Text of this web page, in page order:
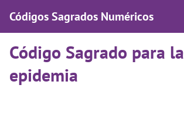
Códigos Sagrados Numéricos
Código Sagrado para la
epidemia